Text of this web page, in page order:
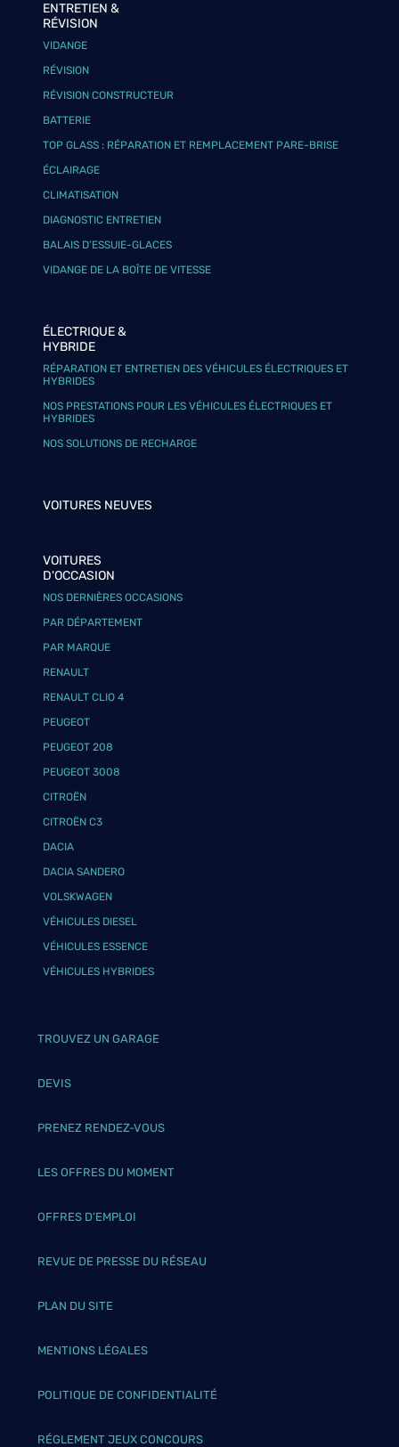
ENTRETIEN &
RÉVISION
VIDANGE
RÉVISION
RÉVISION CONSTRUCTEUR
BATTERIE
TOP GLASS : RÉPARATION ET REMPLACEMENT PARE-BRISE
ÉCLAIRAGE
CLIMATISATION
DIAGNOSTIC ENTRETIEN
BALAIS D’ESSUIE-GLACES
VIDANGE DE LA BOÎTE DE VITESSE
ÉLECTRIQUE &
HYBRIDE
RÉPARATION ET ENTRETIEN DES VÉHICULES ÉLECTRIQUES ET
HYBRIDES
NOS PRESTATIONS POUR LES VÉHICULES ÉLECTRIQUES ET
HYBRIDES
NOS SOLUTIONS DE RECHARGE
VOITURES NEUVES
VOITURES
D'OCCASION
NOS DERNIÈRES OCCASIONS
PAR DÉPARTEMENT
PAR MARQUE
RENAULT
RENAULT CLIO 4
PEUGEOT
PEUGEOT 208
PEUGEOT 3008
CITROËN
CITROËN C3
DACIA
DACIA SANDERO
VOLSKWAGEN
VÉHICULES DIESEL
VÉHICULES ESSENCE
VÉHICULES HYBRIDES
TROUVEZ UN GARAGE
DEVIS
PRENEZ RENDEZ-VOUS
LES OFFRES DU MOMENT
OFFRES D’EMPLOI
REVUE DE PRESSE DU RÉSEAU
PLAN DU SITE
MENTIONS LÉGALES
POLITIQUE DE CONFIDENTIALITÉ
RÉGLEMENT JEUX CONCOURS